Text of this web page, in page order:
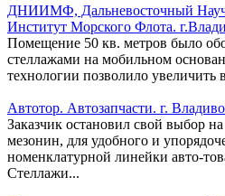
ДНИИМФ, Дальневосточный
Институт Морского Флота.
Помещение 50 кв. метров было
стеллажами на мобильном
технологии позволило увеличить
Автотор. Автозапчасти. г.
Заказчик остановил свой выбор
мезонин, для удобного и
номенклатурной линейки авто-
Стеллажи...